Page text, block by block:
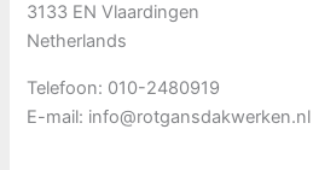
3133 ENVlaardingen
Netherlands
Telefoon: 010-2480919
E-mail: info@rotgansdakwerken.nl